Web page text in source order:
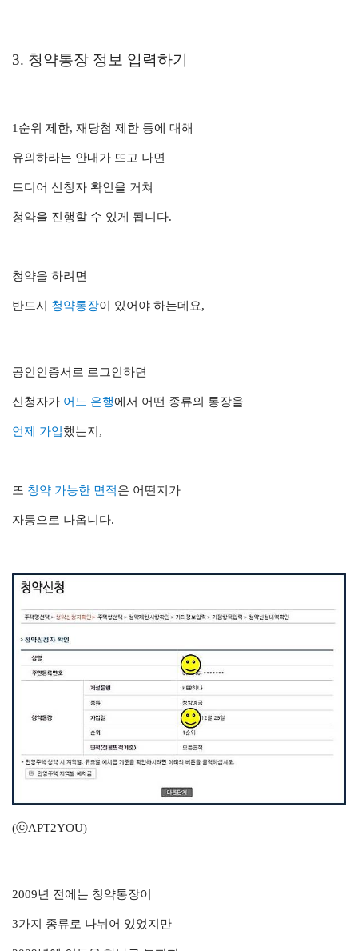
3. 청약통장 정보 입력하기
1순위 제한, 재당첨 제한 등에 대해
유의하라는 안내가 뜨고 나면
드디어 신청자 확인을 거쳐
청약을 진행할 수 있게 됩니다.
청약을 하려면
반드시 청약통장이 있어야 하는데요,
공인인증서로 로그인하면
신청자가 어느 은행에서 어떤 종류의 통장을
언제 가입했는지,
또 청약 가능한 면적은 어떤지가
자동으로 나옵니다.
(ⓒAPT2YOU)
2009년 전에는 청약통장이
3가지 종류로 나뉘어 있었지만